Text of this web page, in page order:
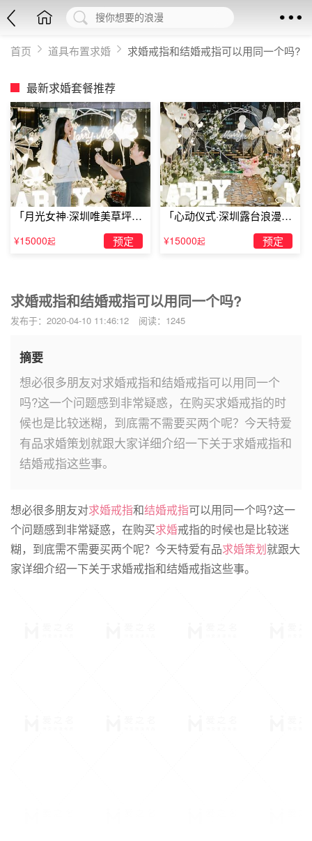
首页 道具布置求婚 求婚戒指和结婚戒指可以用同一个吗?
最新求婚套餐推荐
「月光女神·深圳唯美草坪浪
漫求婚」
¥15000起 预定
「心动仪式·深圳露台浪漫求
婚」
¥15000起 预定
求婚戒指和结婚戒指可以用同一个吗?
发布于：2020-04-10 11:46:12 阅读：1245
摘要
想必很多朋友对求婚戒指和结婚戒指可以用同一个
吗?这一个问题感到非常疑惑，在购买求婚戒指的时
候也是比较迷糊，到底需不需要买两个呢？今天特爱
有品求婚策划就跟大家详细介绍一下关于求婚戒指和
结婚戒指这些事。
想必很多朋友对求婚戒指和结婚戒指可以用同一个吗?这一
个问题感到非常疑惑，在购买求婚戒指的时候也是比较迷
糊，到底需不需要买两个呢？今天特爱有品求婚策划就跟大
家详细介绍一下关于求婚戒指和结婚戒指这些事。